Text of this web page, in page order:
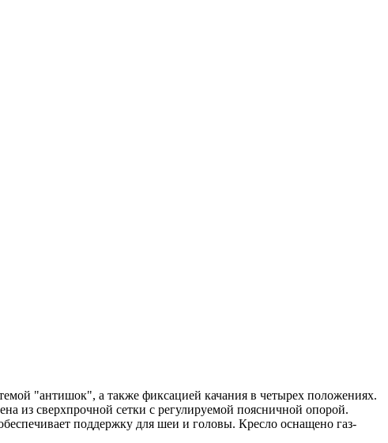
"антишок", а также фиксацией качания в четырех положениях.
из сверхпрочной сетки с регулируемой поясничной опорой.
поддержку для шеи и головы. Кресло оснащено газ-